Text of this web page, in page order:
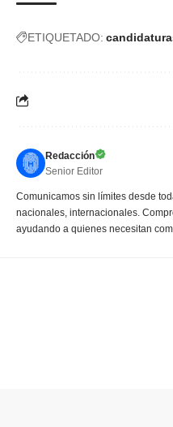
ETIQUETADO:
Redacción
Senior Editor
Comunicamos sin límites desde
nacionales, internacionales.
ayudando a quienes necesitan